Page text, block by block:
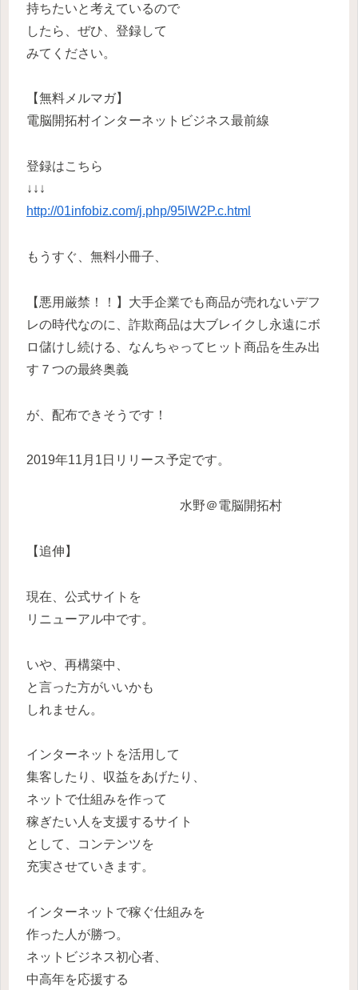
持ちたいと考えているので
したら、ぜひ、登録して
みてください。
【無料メルマガ】
電脳開拓村インターネットビジネス最前線
登録はこちら
↓↓↓
http://01infobiz.com/j.php/95lW2P.c.html
もうすぐ、無料小冊子、
【悪用厳禁！！】大手企業でも商品が売れないデフ
レの時代なのに、詐欺商品は大ブレイクし永遠にボ
ロ儲けし続ける、なんちゃってヒット商品を生み出
す７つの最終奥義
が、配布できそうです！
2019年11月1日リリース予定です。
水野＠電脳開拓村
【追伸】
現在、公式サイトを
リニューアル中です。
いや、再構築中、
と言った方がいいかも
しれません。
インターネットを活用して
集客したり、収益をあげたり、
ネットで仕組みを作って
稼ぎたい人を支援するサイト
として、コンテンツを
充実させていきます。
インターネットで稼ぐ仕組みを
作った人が勝つ。
ネットビジネス初心者、
中高年を応援する